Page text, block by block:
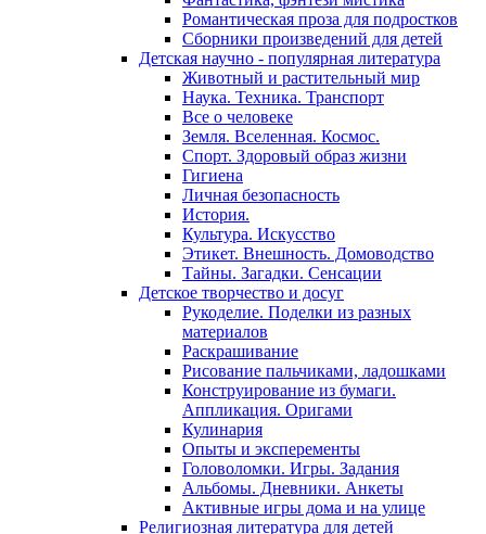
Романтическая проза для подростков
Сборники произведений для детей
Детская научно - популярная литература
Животный и растительный мир
Наука. Техника. Транспорт
Все о человеке
Земля. Вселенная. Космос.
Спорт. Здоровый образ жизни
Гигиена
Личная безопасность
История.
Культура. Искусство
Этикет. Внешность. Домоводство
Тайны. Загадки. Сенсации
Детское творчество и досуг
Рукоделие. Поделки из разных
материалов
Раскрашивание
Рисование пальчиками, ладошками
Конструирование из бумаги.
Аппликация. Оригами
Кулинария
Опыты и эксперементы
Головоломки. Игры. Задания
Альбомы. Дневники. Анкеты
Активные игры дома и на улице
Религиозная литература для детей